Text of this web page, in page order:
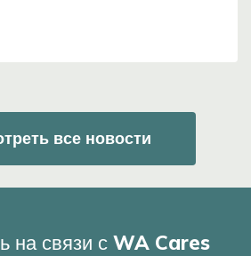
все новости
на связи с WA Cares